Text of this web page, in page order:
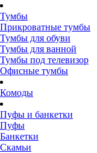
Тумбы
Прикроватные тумбы
Тумбы для обуви
Тумбы для ванной
Тумбы под телевизор
Офисные тумбы
Комоды
Пуфы и банкетки
Пуфы
Банкетки
Скамьи